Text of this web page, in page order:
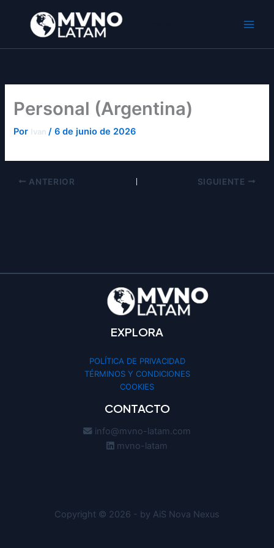
contenido
Personal (Argentina)
Por Ivan/6 de junio de 2026
ANTERIOR SIGUIENTE
EXPLORA
POLÍTICA DE PRIVACIDAD
TÉRMINOS Y CONDICIONES
COOKIES
CONTACTO
info@mvno-latam.com
mvno-latam
Copyright © 2026 - by AiS Nova Nexus